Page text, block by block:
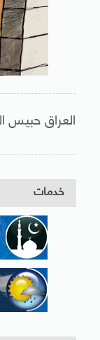
العراق حبيس
خدمات